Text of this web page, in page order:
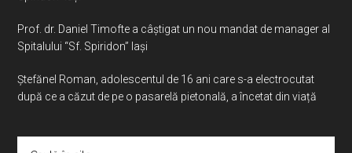
Prof. dr. Daniel Timofte a câștigat un nou mandat de manager al
Spitalului “Sf. Spiridon” Iași
Ştefănel Roman, adolescentul de 16 ani care s-a electrocutat
după ce a căzut de pe o pasarelă pietonală, a încetat din viață